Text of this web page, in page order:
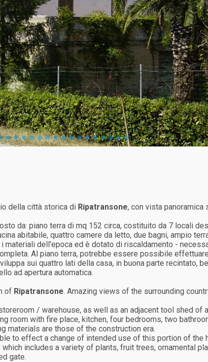
della città storica di Ripatransone, con vista
da: piano terra di mq 152 circa, costituito da 7 locali
abitabile, quattro camere da letto, due bagni, ampio
dell'epoca ed è dotato di riscaldamento -
Al piano terra, potrebbe essere possibile
sui quattro lati della casa, in buona parte recintato,
ad apertura automatica.
of Ripatransone. Amazing views of the surrounding
/ warehouse, as well as an adjacent tool shed of
room with fire place, kitchen, four bedrooms, two
materials are those of the construction era.
to effect a change of intended use of this portion of the
includes a variety of plants, fruit trees, ornamental
gate.